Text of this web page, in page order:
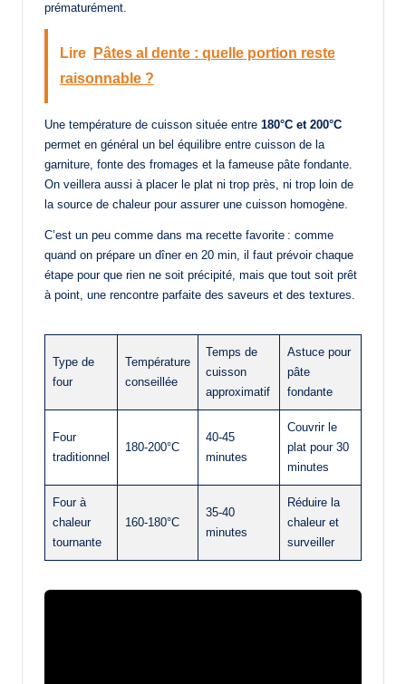
prématurément.
Lire
Pâtes al dente : quelle portion reste
raisonnable ?
Une température de cuisson située entre 180°C et 200°C
permet en général un bel équilibre entre cuisson de la
garniture, fonte des fromages et la fameuse pâte fondante.
On veillera aussi à placer le plat ni trop près, ni trop loin de
la source de chaleur pour assurer une cuisson homogène.
C’est un peu comme dans ma recette favorite : comme
quand on prépare un dîner en 20 min, il faut prévoir chaque
étape pour que rien ne soit précipité, mais que tout soit prêt
à point, une rencontre parfaite des saveurs et des textures.
Type de
four
Température
conseillée
Temps de
cuisson
approximatif
Astuce pour
pâte
fondante
Four
traditionnel
180-200°C
40-45
minutes
Couvrir le
plat pour 30
minutes
Four à
chaleur
tournante
160-180°C
35-40
minutes
Réduire la
chaleur et
surveiller